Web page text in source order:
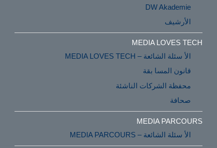
DW Akademie
الأرشيف
MEDIA LOVES TECH
الأ سئلة الشائعة – MEDIA LOVES TECH
قانون المسا بقة
محفظة الشركات الناشئة
صحافة
MEDIA PARCOURS
الأ سئلة الشائعة – MEDIA PARCOURS